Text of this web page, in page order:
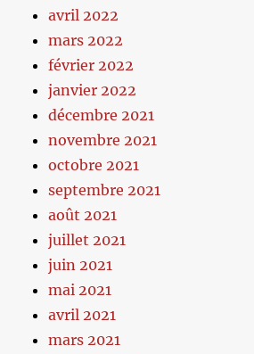
avril 2022
mars 2022
février 2022
janvier 2022
décembre 2021
novembre 2021
octobre 2021
septembre 2021
août 2021
juillet 2021
juin 2021
mai 2021
avril 2021
mars 2021